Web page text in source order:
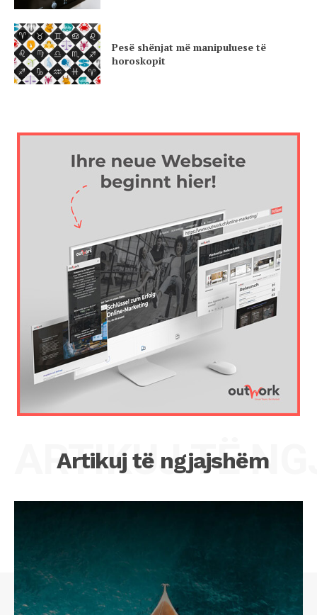
Pesë shënjat më manipuluese të
horoskopit
Artikuj të ngjajshëm
ARTIKUJ TË